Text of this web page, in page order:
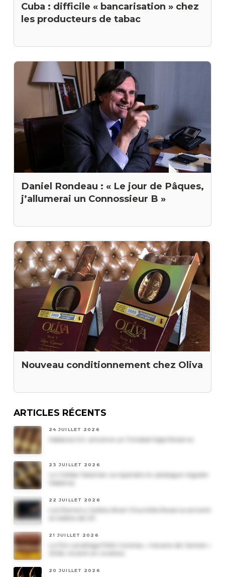
Cuba : difficile « bancarisation » chez
les producteurs de tabac
Daniel Rondeau : « Le jour de Pâques,
j’allumerai un Connossieur B »
Nouveau conditionnement chez Oliva
ARTICLES RÉCENTS
24 JUILLET 2026
Habanos S.A. annonce un Trinidad Vigia Reserva
23 JUILLET 2026
Le Cohiba Talismán va rejoindre le catalogue régulier
22 JUILLET 2026
21 JUILLET 2026
Le Por Larrañaga Petit Coronas, « havane de l’année »
20 JUILLET 2026